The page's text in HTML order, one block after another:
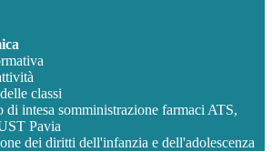
classi
di intesa somministrazione farmaci ATS,
Pavia
dei diritti dell'infanzia e dell'adolescenza